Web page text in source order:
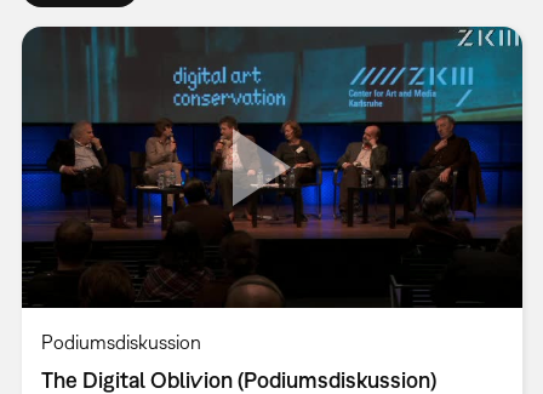
Podiumsdiskussion
The Digital Oblivion (Podiumsdiskussion)